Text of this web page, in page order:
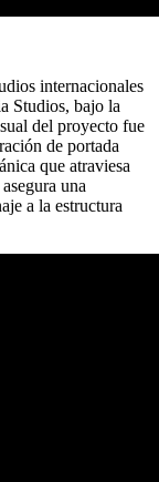
internacionales
Studios, bajo la
del proyecto fue
de portada
que atraviesa
una
a la estructura